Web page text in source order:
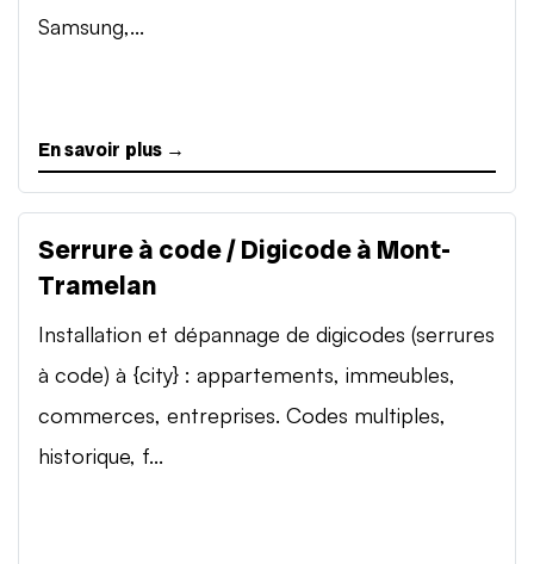
Samsung,...
En savoir plus →
Serrure à code / Digicode à Mont-
Tramelan
Installation et dépannage de digicodes (serrures
à code) à {city} : appartements, immeubles,
commerces, entreprises. Codes multiples,
historique, f...